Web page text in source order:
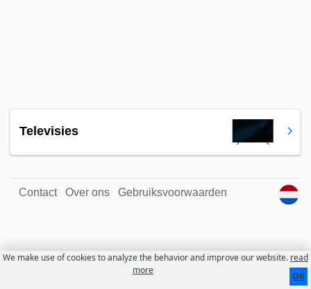
Televisies
Contact Over ons Gebruiksvoorwaarden
We make use of cookies to analyze the behavior and improve our website. read
more
OK